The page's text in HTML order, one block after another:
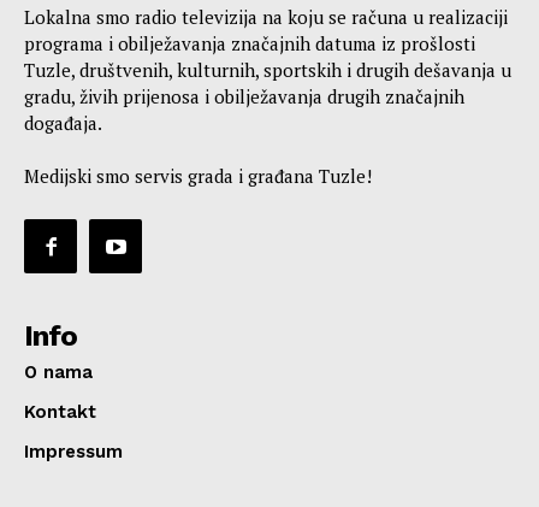
Lokalna smo radio televizija na koju se računa u realizaciji
programa i obilježavanja značajnih datuma iz prošlosti
Tuzle, društvenih, kulturnih, sportskih i drugih dešavanja u
gradu, živih prijenosa i obilježavanja drugih značajnih
događaja.
Medijski smo servis grada i građana Tuzle!
Info
O nama
Kontakt
Impressum